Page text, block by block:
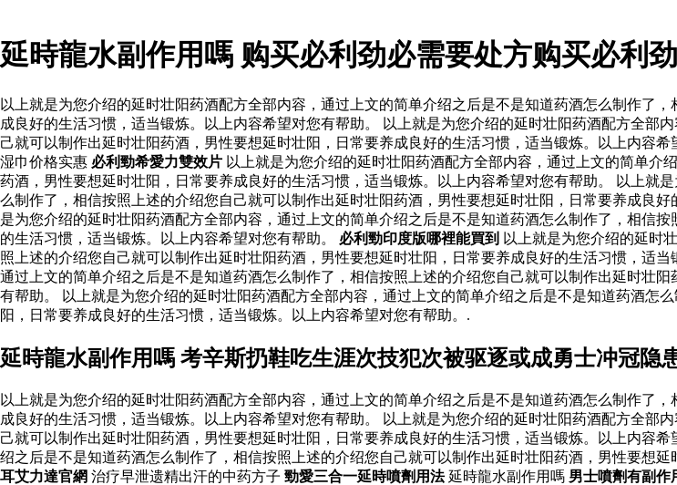
延時龍水副作用嗎 购买必利劲必需要处方购买必利
以上就是为您介绍的延时壮阳药酒配方全部内容，通过上文的简单介绍之后是不是知道药酒怎么制作了
成良好的生活习惯，适当锻炼。以上内容希望对您有帮助。 以上就是为您介绍的延时壮阳药酒配方全部
己就可以制作出延时壮阳药酒，男性要想延时壮阳，日常要养成良好的生活习惯，适当锻炼。以上内容希
湿巾价格实惠 必利勁希愛力雙效片 以上就是为您介绍的延时壮阳药酒配方全部内容，通过上文的简单
药酒，男性要想延时壮阳，日常要养成良好的生活习惯，适当锻炼。以上内容希望对您有帮助。 以上就
么制作了，相信按照上述的介绍您自己就可以制作出延时壮阳药酒，男性要想延时壮阳，日常要养成良
是为您介绍的延时壮阳药酒配方全部内容，通过上文的简单介绍之后是不是知道药酒怎么制作了，相信
的生活习惯，适当锻炼。以上内容希望对您有帮助。 必利勁印度版哪裡能買到 以上就是为您介绍的延时
照上述的介绍您自己就可以制作出延时壮阳药酒，男性要想延时壮阳，日常要养成良好的生活习惯，适
通过上文的简单介绍之后是不是知道药酒怎么制作了，相信按照上述的介绍您自己就可以制作出延时壮
有帮助。 以上就是为您介绍的延时壮阳药酒配方全部内容，通过上文的简单介绍之后是不是知道药酒怎
阳，日常要养成良好的生活习惯，适当锻炼。以上内容希望对您有帮助。.
延時龍水副作用嗎 考辛斯扔鞋吃生涯次技犯次被驱逐或成勇士冲冠隐
以上就是为您介绍的延时壮阳药酒配方全部内容，通过上文的简单介绍之后是不是知道药酒怎么制作了
成良好的生活习惯，适当锻炼。以上内容希望对您有帮助。 以上就是为您介绍的延时壮阳药酒配方全部
己就可以制作出延时壮阳药酒，男性要想延时壮阳，日常要养成良好的生活习惯，适当锻炼。以上内容
绍之后是不是知道药酒怎么制作了，相信按照上述的介绍您自己就可以制作出延时壮阳药酒，男性要想
耳艾力達官網 治疗早泄遗精出汗的中药方子 勁愛三合一延時噴劑用法延時龍水副作用嗎 男士噴劑有副作